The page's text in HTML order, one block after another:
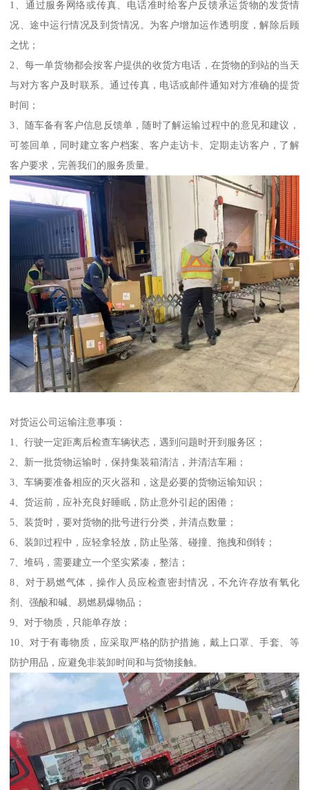
1、通过服务网络或传真、电话准时给客户反馈承运货物的发货情
况、途中运行情况及到货情况。为客户增加运作透明度，解除后顾
之忧；
2、每一单货物都会按客户提供的收货方电话，在货物的到站的当天
与对方客户及时联系。通过传真，电话或邮件通知对方准确的提货
时间；
3、随车备有客户信息反馈单，随时了解运输过程中的意见和建议，
可签回单，同时建立客户档案、客户走访卡、定期走访客户，了解
客户要求，完善我们的服务质量。
对货运公司运输注意事项：
1、行驶一定距离后检查车辆状态，遇到问题时开到服务区；
2、新一批货物运输时，保持集装箱清洁，并清洁车厢；
3、车辆要准备相应的灭火器和，这是必要的货物运输知识；
4、货运前，应补充良好睡眠，防止意外引起的困倦；
5、装货时，要对货物的批号进行分类，并清点数量；
6、装卸过程中，应轻拿轻放，防止坠落、碰撞、拖拽和倒转；
7、堆码，需要建立一个坚实紧凑，整洁；
8、对于易燃气体，操作人员应检查密封情况，不允许存放有氧化
剂、强酸和碱、易燃易爆物品；
9、对于物质，只能单存放；
10、对于有毒物质，应采取严格的防护措施，戴上口罩、手套、等
防护用品，应避免非装卸时间和与货物接触。